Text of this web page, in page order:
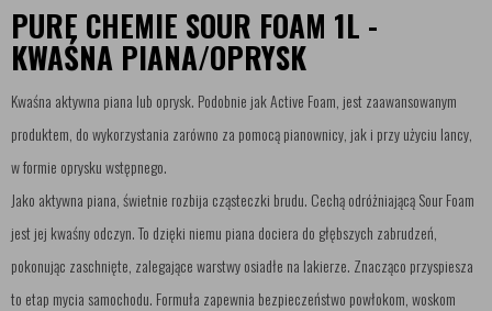
PURE CHEMIE SOUR FOAM 1L -
KWAŚNA PIANA/OPRYSK
Kwaśna aktywna piana lub oprysk. Podobnie jak Active Foam, jest zaawansowanym
produktem, do wykorzystania zarówno za pomocą pianownicy, jak i przy użyciu lancy,
w formie oprysku wstępnego.
Jako aktywna piana, świetnie rozbija cząsteczki brudu. Cechą odróżniającą Sour Foam
jest jej kwaśny odczyn. To dzięki niemu piana dociera do głębszych zabrudzeń,
pokonując zaschnięte, zalegające warstwy osiadłe na lakierze. Znacząco przyspiesza
to etap mycia samochodu. Formuła zapewnia bezpieczeństwo powłokom, woskom